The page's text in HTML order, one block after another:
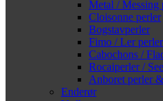
Metal / Messing
Cloisonne perler
Bogstavperler
Fimo / Ler perler
Cabochons /
Rocaiperler /
Anboret perler
Enderør